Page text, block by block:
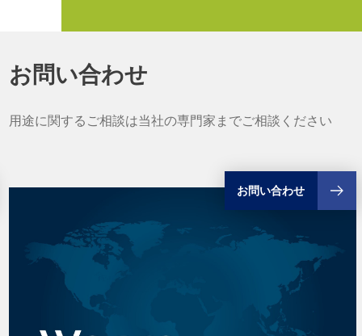
お問い合わせ
用途に関するご相談は当社の専門家までご相談ください
お問い合わせ